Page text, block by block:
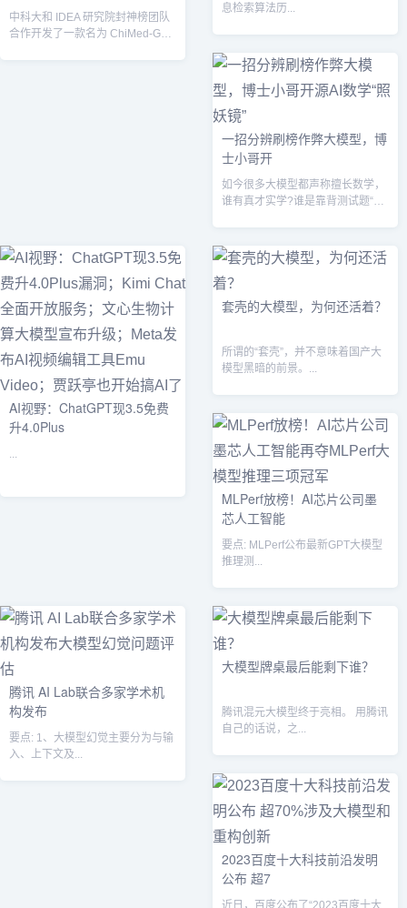
中科大和 IDEA 研究院封神榜团队
合作开发了一款名为 ChiMed-GPT
息检索算法历...
一招分辨刷榜作弊大模型，博
士小哥开
如今很多大模型都声称擅长数学，
谁有真才实学?谁是靠背测试题“作
AI视野：ChatGPT现3.5免费
升4.0Plus
...
套壳的大模型，为何还活着？
所谓的“套壳”，并不意味着国产大
模型黑暗的前景。...
MLPerf放榜！AI芯片公司墨
芯人工智能
要点: MLPerf公布最新GPT大模型
推理测...
腾讯 AI Lab联合多家学术机
构发布
要点: 1、大模型幻觉主要分为与输
入、上下文及...
大模型牌桌最后能剩下谁？
腾讯混元大模型终于亮相。 用腾讯
自己的话说，之...
2023百度十大科技前沿发明
公布 超7
近日，百度公布了“2023百度十大